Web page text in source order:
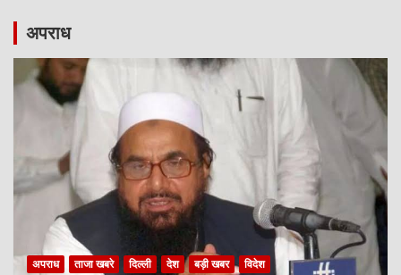
अपराध
अपराध ताजा खबरे दिल्ली देश बड़ी खबर विदेश